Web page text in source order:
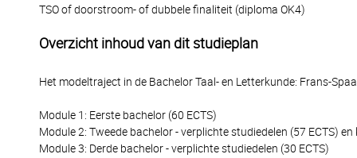
TSO of doorstroom- of dubbele finaliteit (diploma OK4)
Overzicht inhoud van dit studieplan
Het modeltraject in de Bachelor Taal- en Letterkunde: Frans-
Module 1: Eerste bachelor (60 ECTS)
Module 2: Tweede bachelor - verplichte studiedelen (57 ECTS) en
Module 3: Derde bachelor - verplichte studiedelen (30 ECTS)